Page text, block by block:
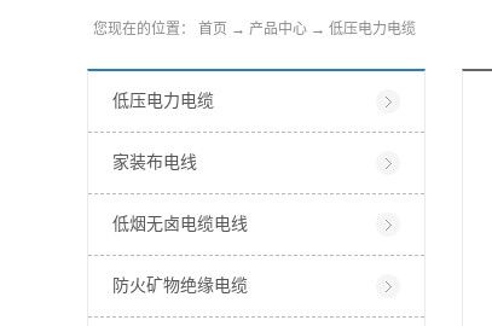
低压电力电缆
家装布电线
低烟无卤电缆电线
防火矿物绝缘电缆
您现在的位置： 首页 → 产品中心 → 低压电力电缆